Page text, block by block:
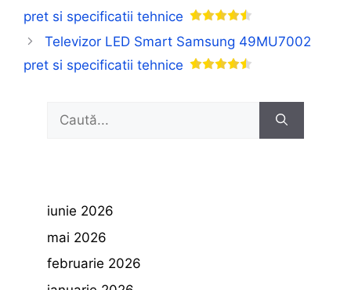
pret si specificatii tehnice
Televizor LED Smart Samsung 49MU7002
pret si specificatii tehnice
Caută
iunie 2026
mai 2026
februarie 2026